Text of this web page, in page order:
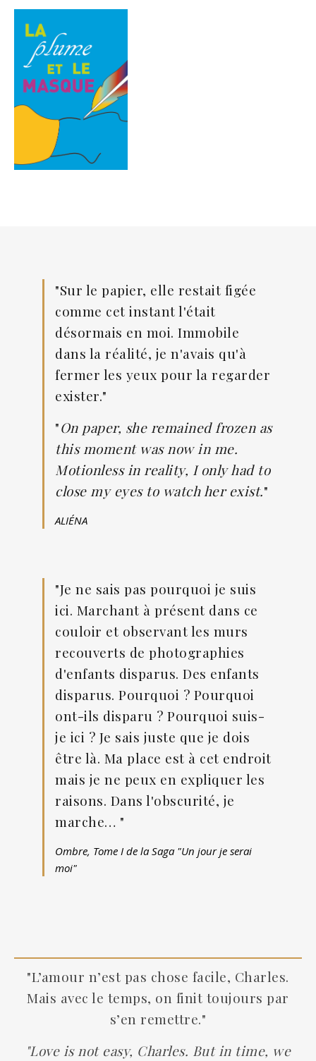
"Sur le papier, elle restait figée
comme cet instant l'était
désormais en moi. Immobile
dans la réalité, je n'avais qu'à
fermer les yeux pour la regarder
exister."
"On paper, she remained frozen as
this moment was now in me.
Motionless in reality, I only had to
close my eyes to watch her exist."
ALIÉNA
"Je ne sais pas pourquoi je suis
ici. Marchant à présent dans ce
couloir et observant les murs
recouverts de photographies
d'enfants disparus. Des enfants
disparus. Pourquoi ? Pourquoi
ont-ils disparu ? Pourquoi suis-
je ici ? Je sais juste que je dois
être là. Ma place est à cet endroit
mais je ne peux en expliquer les
raisons. Dans l'obscurité, je
marche… "
Ombre, Tome I de la Saga "Un jour je serai
moi"
"L’amour n’est pas chose facile, Charles.
Mais avec le temps, on finit toujours par
s’en remettre."
"Love is not easy, Charles. But in time, we